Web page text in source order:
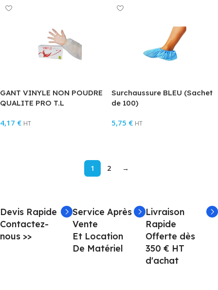
GANT VINYLE NON POUDRE
QUALITE PRO T.L
4,17 € HT
Surchaussure BLEU (Sachet
de 100)
5,75 € HT
1 2 →
Devis Rapide
Contactez-
nous >>
Service Après
Vente
Et Location
De Matériel
Livraison
Rapide
Offerte dès
350 € HT
d'achat